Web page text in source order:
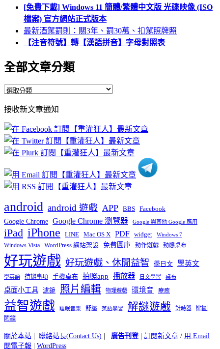
[免費下載] Windows 11 簡體/繁體中文版 光碟映像 (ISO
檔案) 官方網站正式版本
最新酒駕罰則：關3年、罰30萬、扣駕照牌照
【注音符號】轉【漢語拼音】字母對照表
全部文章分類
全
文
章
分
類
接收新文章通知
android android 遊戲 APP BBS Facebook
Google Chrome Google Chrome 瀏覽器 Google 與其他 Google 應用
iPad iPhone LINE Mac OS X PDF widget Windows 7
Windows Vista WordPress 網站架設 免費圖庫 動作遊戲 動態桌布
好玩遊戲 好玩遊戲、休閒益智 學日文 學英文
學英語 待辦事項 手機桌布 拍照app 播放器 日文學習 桌布
桌面小工具 濾鏡 照片編輯 物理遊戲 環境音 療癒
益智遊戲 睡眠音樂 舒壓 英語學習 解謎遊戲 計時器
貼圖
鬧鐘
關於本站 | 聯絡站長(Contact Us) | 廣告刊登| 訂閱新文章 / 用 Email
閱電子報 | WordPress